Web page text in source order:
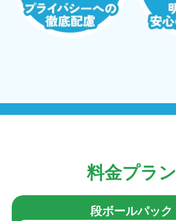
料金プラン
段ボールパック